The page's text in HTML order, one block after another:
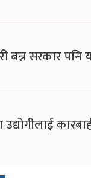
सरकार पनि